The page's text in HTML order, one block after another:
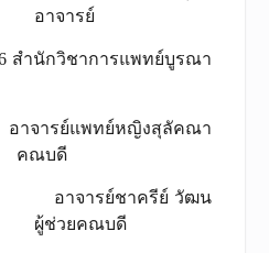
จารย์
ชาการแพทย์บูรณา
พทย์หญิงสุลัคณา
คณบดี
ชาครีย์ วัฒน
ยคณบดี